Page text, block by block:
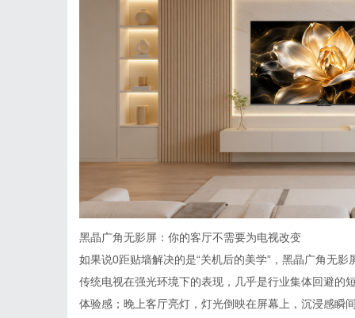
黑晶广角无影屏：你的客厅不需要为电视改变
如果说0距贴墙解决的是“关机后的美学”，黑晶广角无
传统电视在强光环境下的表现，几乎是行业集体回避的
体验感；晚上客厅亮灯，灯光倒映在屏幕上，沉浸感瞬